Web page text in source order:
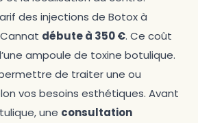
des injections de Botox à
débute à 350 €. Ce coût
ampoule de toxine botulique.
de traiter une ou
vos besoins esthétiques. Avant
une consultation